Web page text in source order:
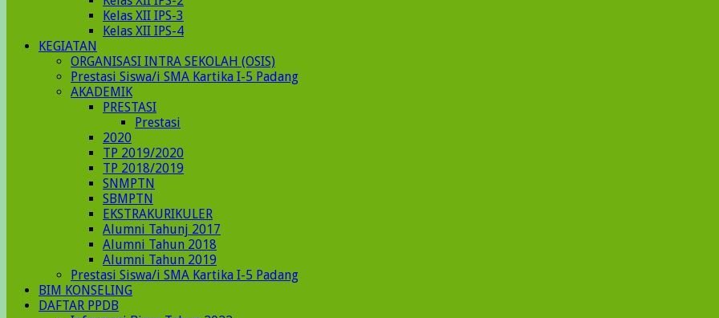
Kelas XII IPS-3
Kelas XII IPS-4
KEGIATAN
ORGANISASI INTRA SEKOLAH (OSIS)
Prestasi Siswa/i SMA Kartika I-5 Padang
AKADEMIK
PRESTASI
Prestasi
2020
TP 2019/2020
TP 2018/2019
SNMPTN
SBMPTN
EKSTRAKURIKULER
Alumni Tahunj 2017
Alumni Tahun 2018
Alumni Tahun 2019
Prestasi Siswa/i SMA Kartika I-5 Padang
BIM KONSELING
DAFTAR PPDB